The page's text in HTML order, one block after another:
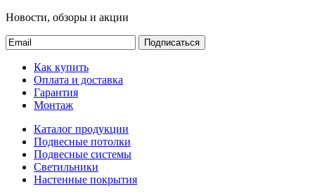
Новости, обзоры и акции
Подписаться
Как купить
Оплата и доставка
Гарантия
Монтаж
Каталог продукции
Подвесные потолки
Подвесные системы
Светильники
Настенные покрытия